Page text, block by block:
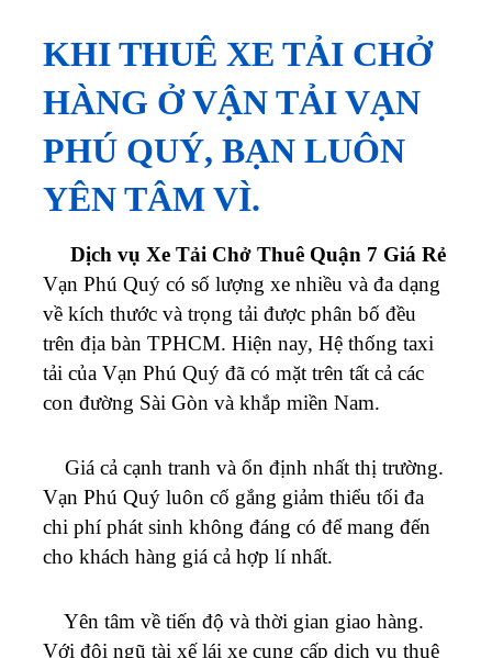
KHI THUÊ XE TẢI CHỞ
HÀNG Ở VẬN TẢI VẠN
PHÚ QUÝ, BẠN LUÔN
YÊN TÂM VÌ.
Dịch vụ Xe Tải Chở Thuê Quận 7 Giá Rẻ
Vạn Phú Quý có số lượng xe nhiều và đa dạng
về kích thước và trọng tải được phân bố đều
trên địa bàn TPHCM. Hiện nay, Hệ thống taxi
tải của Vạn Phú Quý đã có mặt trên tất cả các
con đường Sài Gòn và khắp miền Nam.
Giá cả cạnh tranh và ổn định nhất thị trường.
Vạn Phú Quý luôn cố gắng giảm thiểu tối đa
chi phí phát sinh không đáng có để mang đến
cho khách hàng giá cả hợp lí nhất.
Yên tâm về tiến độ và thời gian giao hàng.
Với đội ngũ tài xế lái xe cung cấp dịch vụ thuê